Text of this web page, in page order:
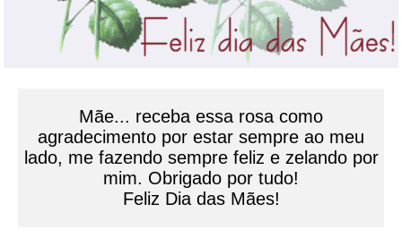
Mãe... receba essa rosa como
agradecimento por estar sempre ao meu
lado, me fazendo sempre feliz e zelando por
mim. Obrigado por tudo!
Feliz Dia das Mães!